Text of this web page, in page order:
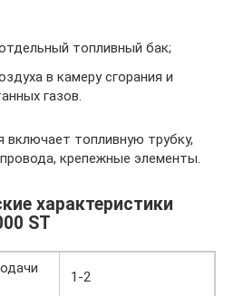
топливный бак;
в камеру сгорания и
газов.
топливную трубку,
крепежные элементы.
характеристики
ST
1-2